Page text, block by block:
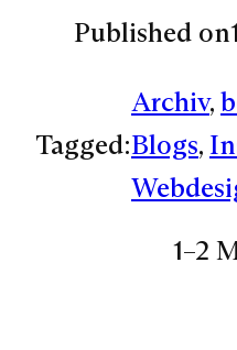
Published on
Tagged:
Archiv,
Blogs,
1–2